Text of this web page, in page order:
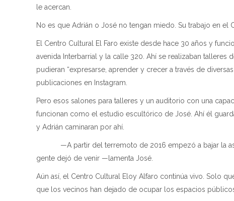
le acercan.
No es que Adrián o José no tengan miedo. Su trabajo en el
El Centro Cultural El Faro existe desde hace 30 años y
avenida Interbarrial y la calle 320. Ahí se realizaban talleres
pudieran “expresarse, aprender y crecer a través de
publicaciones en Instagram.
Pero esos salones para talleres y un auditorio con una
funcionan como el estudio escultórico de José. Ahí él
y Adrián caminaran por ahí.
—A partir del terremoto de 2016 empezó a bajar la
gente dejó de venir —lamenta José.
Aún así, el Centro Cultural Eloy Alfaro continúa vivo. Solo
que los vecinos han dejado de ocupar los espacios